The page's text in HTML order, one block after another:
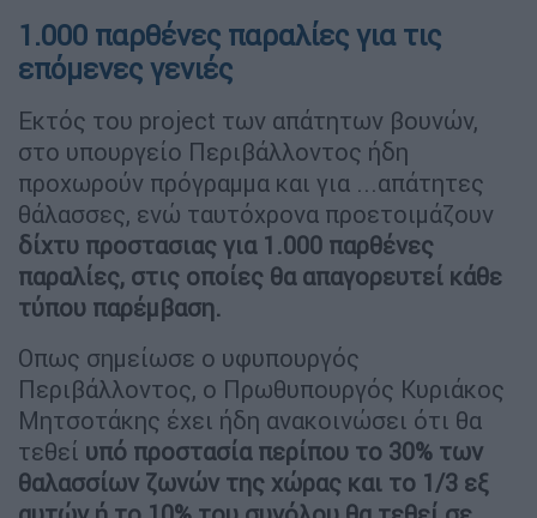
1.000 παρθένες παραλίες για τις
επόμενες γενιές
Εκτός του project των απάτητων βουνών,
στο υπουργείο Περιβάλλοντος ήδη
προχωρούν πρόγραμμα και για ...απάτητες
θάλασσες, ενώ ταυτόχρονα προετοιμάζουν
δίχτυ προστασιας για 1.000 παρθένες
παραλίες, στις οποίες θα απαγορευτεί κάθε
τύπου παρέμβαση.
Οπως σημείωσε ο υφυπουργός
Περιβάλλοντος, ο Πρωθυπουργός Κυριάκος
Μητσοτάκης έχει ήδη ανακοινώσει ότι θα
τεθεί υπό προστασία περίπου το 30% των
θαλασσίων ζωνών της χώρας και το 1/3 εξ